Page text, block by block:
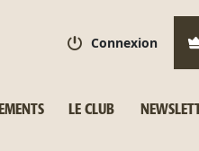
Connexion
LE CLUB